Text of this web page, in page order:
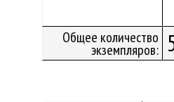
Общее количество
экземпляров: